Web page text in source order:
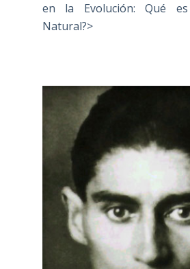
en la Evolución: Qué
Natural?>